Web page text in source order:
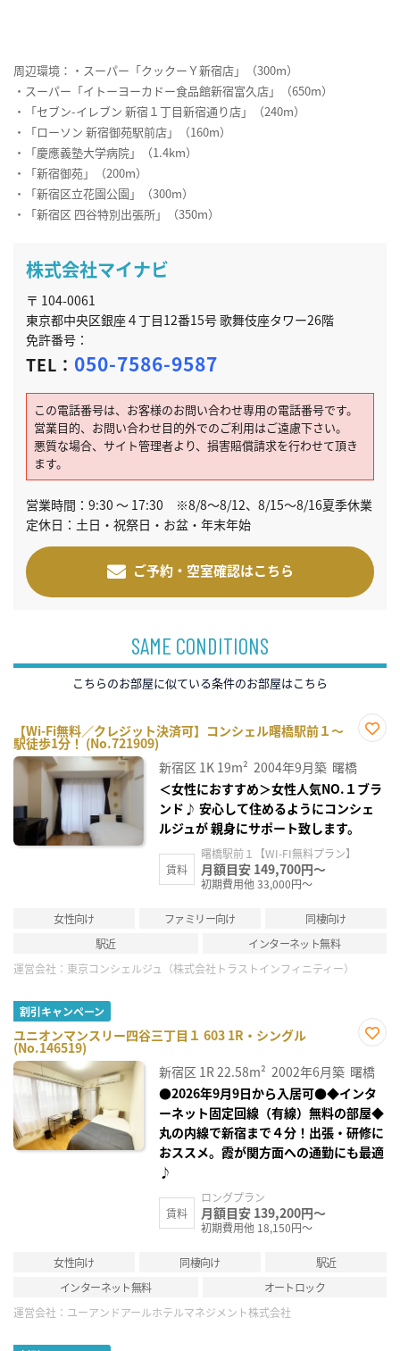
周辺環境：・スーパー「クックーＹ新宿店」（300m）
・スーパー「イトーヨーカドー食品館新宿富久店」（650m）
・「セブン-イレブン 新宿１丁目新宿通り店」（240m）
・「ローソン 新宿御苑駅前店」（160m）
・「慶應義塾大学病院」（1.4km）
・「新宿御苑」（200m）
・「新宿区立花園公園」（300m）
・「新宿区 四谷特別出張所」（350m）
株式会社マイナビ
〒 104-0061
東京都中央区銀座４丁目12番15号 歌舞伎座タワー26階
免許番号：
TEL： 050-7586-9587
この電話番号は、お客様のお問い合わせ専用の電話番号です。
営業目的、お問い合わせ目的外でのご利用はご遠慮下さい。
悪質な場合、サイト管理者より、損害賠償請求を行わせて頂き
ます。
営業時間：9:30 ～ 17:30 ※8/8～8/12、8/15～8/16夏季休業
定休日：土日・祝祭日・お盆・年末年始
ご予約・空室確認はこちら
SAME CONDITIONS
こちらのお部屋に似ている条件のお部屋はこちら
【Wi-Fi無料／クレジット決済可】コンシェル曙橋駅前１～
駅徒歩1分！ (No.721909)
録
新宿区 1K 19m² 2004年9月築 曙橋
＜女性におすすめ＞女性人気NO.１ブラ
ンド♪ 安心して住めるようにコンシェ
ルジュが 親身にサポート致します。
賃料
曙橋駅前１【WI-FI無料プラン】
月額目安 149,700円～
初期費用他 33,000円～
女性向け ファミリー向け
同棲向け
駅近
インターネット無料
運営会社： 東京コンシェルジュ（株式会社トラストインフィニティー）
割引キャンペーン
ユニオンマンスリー四谷三丁目１ 603 1R・シングル
(No.146519)
に入
り登
録
新宿区 1R22.58m² 2002年6月築 曙橋
●2026年9月9日から入居可●◆インタ
ーネット固定回線（有線）無料の部屋◆
丸の内線で新宿まで４分！出張・研修に
おススメ。霞が関方面への通勤にも最適
♪
賃料
ロングプラン
月額目安 139,200円～
初期費用他 18,150円～
女性向け 同棲向け
駅近
インターネット無料
オートロック
運営会社： ユーアンドアールホテルマネジメント株式会社